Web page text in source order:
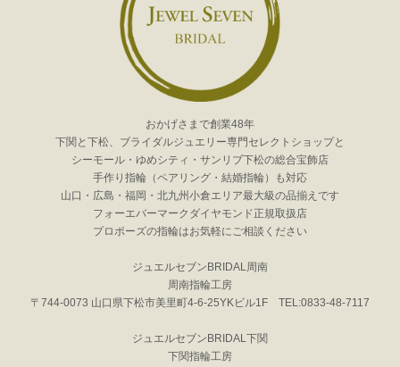
おかげさまで創業48年
下関と下松、ブライダルジュエリー専門セレクトショップと
シーモール・ゆめシティ・サンリブ下松の総合宝飾店
手作り指輪（ペアリング・結婚指輪）も対応
山口・広島・福岡・北九州小倉エリア最大級の品揃えです
フォーエバーマークダイヤモンド正規取扱店
プロポーズの指輪はお気軽にご相談ください
ジュエルセブンBRIDAL周南
周南指輪工房
〒744-0073 山口県下松市美里町4-6-25YKビル1F TEL:0833-48-7117
ジュエルセブンBRIDAL下関
下関指輪工房